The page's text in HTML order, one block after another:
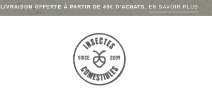
LIVRAISON OFFERTE À PARTIR DE 49€ D’ACHATS. EN SAVOIR PLUS